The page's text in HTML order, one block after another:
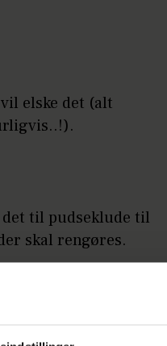
elske det (alt
til pudseklude til
skal rengøres.